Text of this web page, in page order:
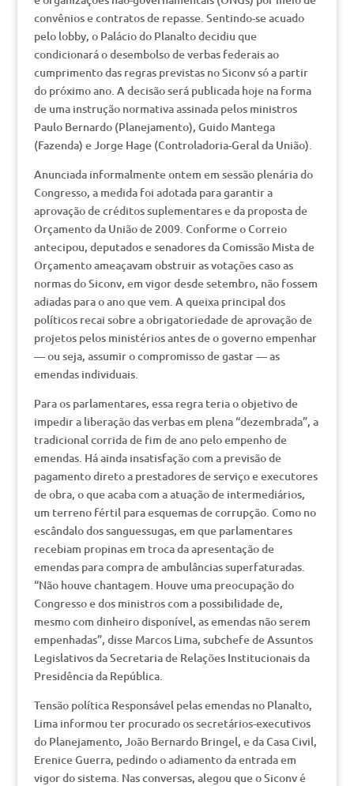
convênios e contratos de repasse. Sentindo-se acuado
pelo lobby, o Palácio do Planalto decidiu que
condicionará o desembolso de verbas federais ao
cumprimento das regras previstas no Siconv só a partir
do próximo ano. A decisão será publicada hoje na forma
de uma instrução normativa assinada pelos ministros
Paulo Bernardo (Planejamento), Guido Mantega
(Fazenda) e Jorge Hage (Controladoria-Geral da União).
Anunciada informalmente ontem em sessão plenária do
Congresso, a medida foi adotada para garantir a
aprovação de créditos suplementares e da proposta de
Orçamento da União de 2009. Conforme o Correio
antecipou, deputados e senadores da Comissão Mista de
Orçamento ameaçavam obstruir as votações caso as
normas do Siconv, em vigor desde setembro, não fossem
adiadas para o ano que vem. A queixa principal dos
políticos recai sobre a obrigatoriedade de aprovação de
projetos pelos ministérios antes de o governo empenhar
— ou seja, assumir o compromisso de gastar — as
emendas individuais.
Para os parlamentares, essa regra teria o objetivo de
impedir a liberação das verbas em plena “dezembrada”, a
tradicional corrida de fim de ano pelo empenho de
emendas. Há ainda insatisfação com a previsão de
pagamento direto a prestadores de serviço e executores
de obra, o que acaba com a atuação de intermediários,
um terreno fértil para esquemas de corrupção. Como no
escândalo dos sanguessugas, em que parlamentares
recebiam propinas em troca da apresentação de
emendas para compra de ambulâncias superfaturadas.
“Não houve chantagem. Houve uma preocupação do
Congresso e dos ministros com a possibilidade de,
mesmo com dinheiro disponível, as emendas não serem
empenhadas”, disse Marcos Lima, subchefe de Assuntos
Legislativos da Secretaria de Relações Institucionais da
Presidência da República.
Tensão política Responsável pelas emendas no Planalto,
Lima informou ter procurado os secretários-executivos
do Planejamento, João Bernardo Bringel, e da Casa Civil,
Erenice Guerra, pedindo o adiamento da entrada em
vigor do sistema. Nas conversas, alegou que o Siconv é